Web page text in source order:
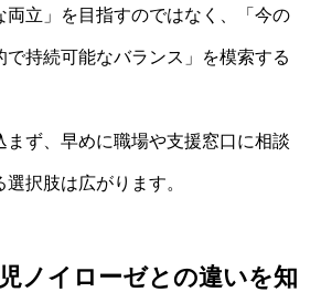
両立」を目指すのではなく、「今の
で持続可能なバランス」を模索する
まず、早めに職場や支援窓口に相談
択肢は広がります。
ノイローゼとの違いを知